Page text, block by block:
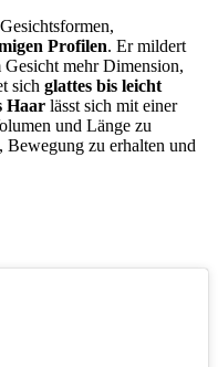
Profilen. Er mildert
mehr Dimension,
sich glattes bis leicht
Haar lässt sich mit einer
und Länge zu
zu erhalten und